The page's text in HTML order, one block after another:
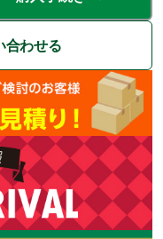
合わせる